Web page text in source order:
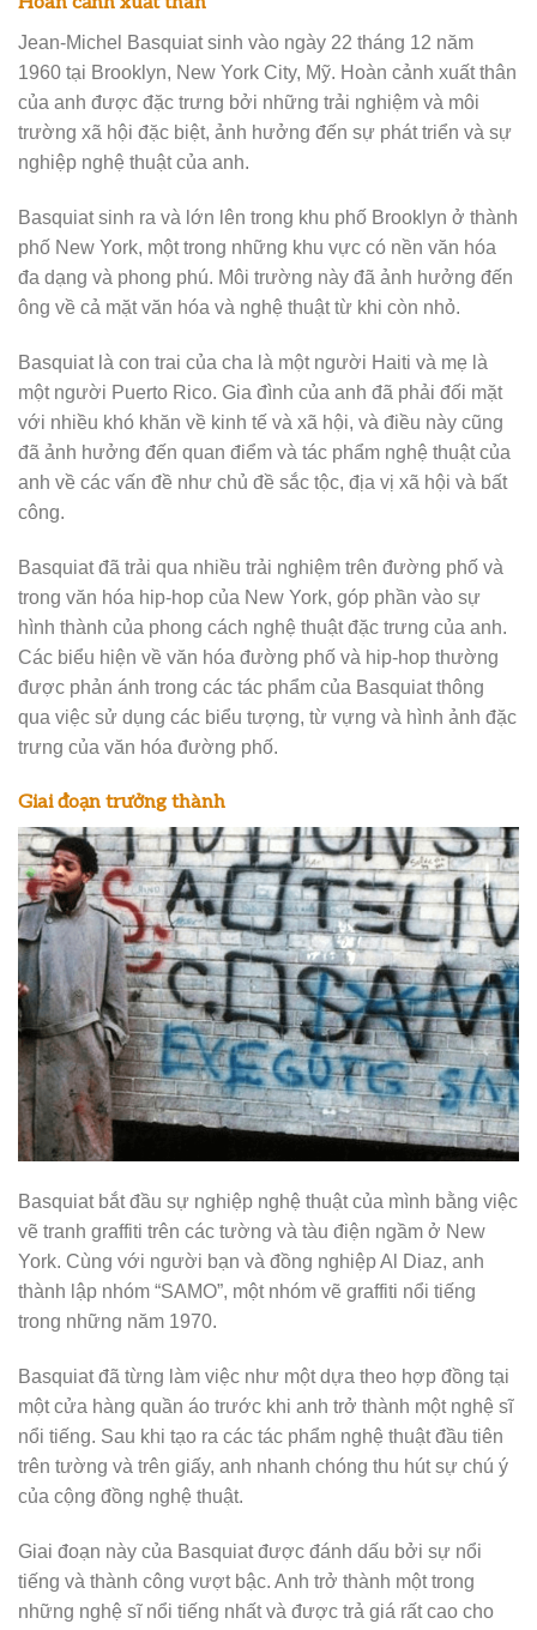
Jean-Michel Basquiat sinh vào ngày 22 tháng 12 năm
1960 tại Brooklyn, New York City, Mỹ. Hoàn cảnh xuất thân
của anh được đặc trưng bởi những trải nghiệm và môi
trường xã hội đặc biệt, ảnh hưởng đến sự phát triển và sự
nghiệp nghệ thuật của anh.
Basquiat sinh ra và lớn lên trong khu phố Brooklyn ở thành
phố New York, một trong những khu vực có nền văn hóa
đa dạng và phong phú. Môi trường này đã ảnh hưởng đến
ông về cả mặt văn hóa và nghệ thuật từ khi còn nhỏ.
Basquiat là con trai của cha là một người Haiti và mẹ là
một người Puerto Rico. Gia đình của anh đã phải đối mặt
với nhiều khó khăn về kinh tế và xã hội, và điều này cũng
đã ảnh hưởng đến quan điểm và tác phẩm nghệ thuật của
anh về các vấn đề như chủ đề sắc tộc, địa vị xã hội và bất
công.
Basquiat đã trải qua nhiều trải nghiệm trên đường phố và
trong văn hóa hip-hop của New York, góp phần vào sự
hình thành của phong cách nghệ thuật đặc trưng của anh.
Các biểu hiện về văn hóa đường phố và hip-hop thường
được phản ánh trong các tác phẩm của Basquiat thông
qua việc sử dụng các biểu tượng, từ vựng và hình ảnh đặc
trưng của văn hóa đường phố.
Giai đoạn trưởng thành
Basquiat bắt đầu sự nghiệp nghệ thuật của mình bằng việc
vẽ tranh graffiti trên các tường và tàu điện ngầm ở New
York. Cùng với người bạn và đồng nghiệp Al Diaz, anh
thành lập nhóm “SAMO”, một nhóm vẽ graffiti nổi tiếng
trong những năm 1970.
Basquiat đã từng làm việc như một dựa theo hợp đồng tại
một cửa hàng quần áo trước khi anh trở thành một nghệ sĩ
nổi tiếng. Sau khi tạo ra các tác phẩm nghệ thuật đầu tiên
trên tường và trên giấy, anh nhanh chóng thu hút sự chú ý
của cộng đồng nghệ thuật.
Giai đoạn này của Basquiat được đánh dấu bởi sự nổi
tiếng và thành công vượt bậc. Anh trở thành một trong
những nghệ sĩ nổi tiếng nhất và được trả giá rất cao cho